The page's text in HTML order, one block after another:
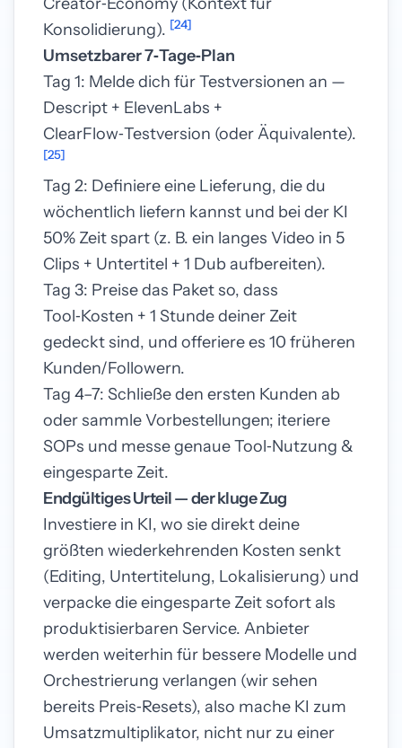
Konsolidierung). [24]
Umsetzbarer 7‑Tage‑Plan
Tag 1: Melde dich für Testversionen an —
Descript + ElevenLabs +
ClearFlow‑Testversion (oder Äquivalente).
[25]
Tag 2: Definiere eine Lieferung, die du
wöchentlich liefern kannst und bei der KI
50% Zeit spart (z. B. ein langes Video in 5
Clips + Untertitel + 1 Dub aufbereiten).
Tag 3: Preise das Paket so, dass
Tool‑Kosten + 1 Stunde deiner Zeit
gedeckt sind, und offeriere es 10 früheren
Kunden/Followern.
Tag 4–7: Schließe den ersten Kunden ab
oder sammle Vorbestellungen; iteriere
SOPs und messe genaue Tool‑Nutzung &
eingesparte Zeit.
Endgültiges Urteil — der kluge Zug
Investiere in KI, wo sie direkt deine
größten wiederkehrenden Kosten senkt
(Editing, Untertitelung, Lokalisierung) und
verpacke die eingesparte Zeit sofort als
produktisierbaren Service. Anbieter
werden weiterhin für bessere Modelle und
Orchestrierung verlangen (wir sehen
bereits Preis‑Resets), also mache KI zum
Umsatzmultiplikator, nicht nur zu einer